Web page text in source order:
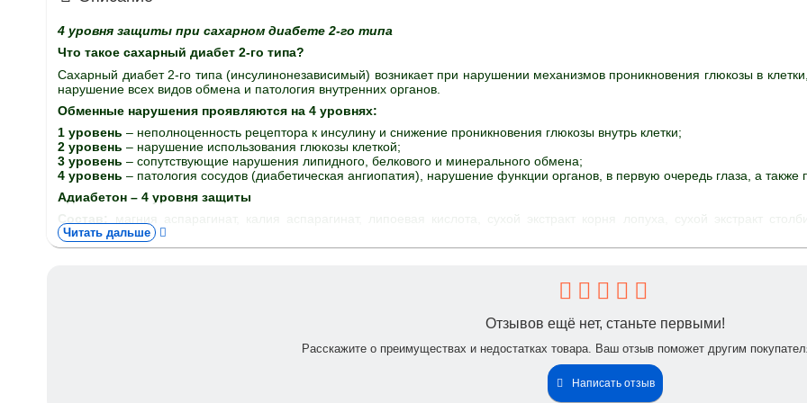
4 уровня защиты при сахарном диабете 2-го типа
Что такое сахарный диабет 2-го типа?
Сахарный диабет 2-го типа (инсулинонезависимый) возникает при нарушении механизмов проникновения глюкозы в
нарушение всех видов обмена и патология внутренних органов.
Обменные нарушения проявляются на 4 уровнях:
1 уровень – неполноценность рецептора к инсулину и снижение проникновения глюкозы внутрь клетки;
2 уровень – нарушение использования глюкозы клеткой;
3 уровень – сопутствующие нарушения липидного, белкового и минерального обмена;
4 уровень – патология сосудов (диабетическая ангиопатия), нарушение функции органов, в первую очередь глаза, а
Адиабетон – 4 уровня защиты
магния аспарагинат, калия аспарагинат, липоевая кислота, сухой экстракт корня лопуха, сухой экстракт
пиколинат.
Способствуют профилактике нарушений работы сосудов и внутренних органов (экстракт корня лопуха, кукурузные
участвует в работе инсулинового рецептора, повышая эффект инсулина в 7 раз.
содержит биологически активные соединения, влияющие на работу
Читать дальше
Отзывов ещё нет, станьте первыми!
Расскажите о преимуществах и недостатках товара. Ваш отзыв поможет другим
Написать отзыв